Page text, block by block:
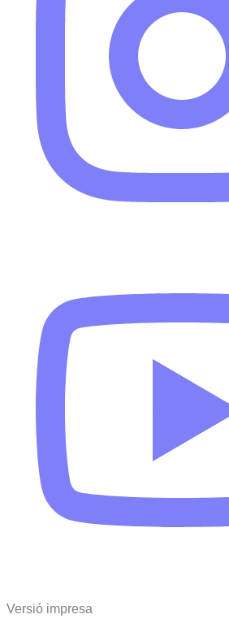
Versió impresa